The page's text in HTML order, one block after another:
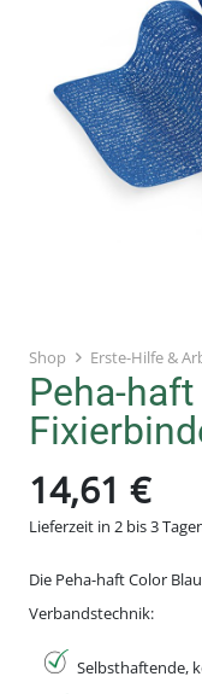
Shop Erste-Hilfe &
Peha-
14,61 €
Lieferzeit in 2 bis 3
Die Peha-haft Color
Verbandstechnik:
Selbsthaftende,